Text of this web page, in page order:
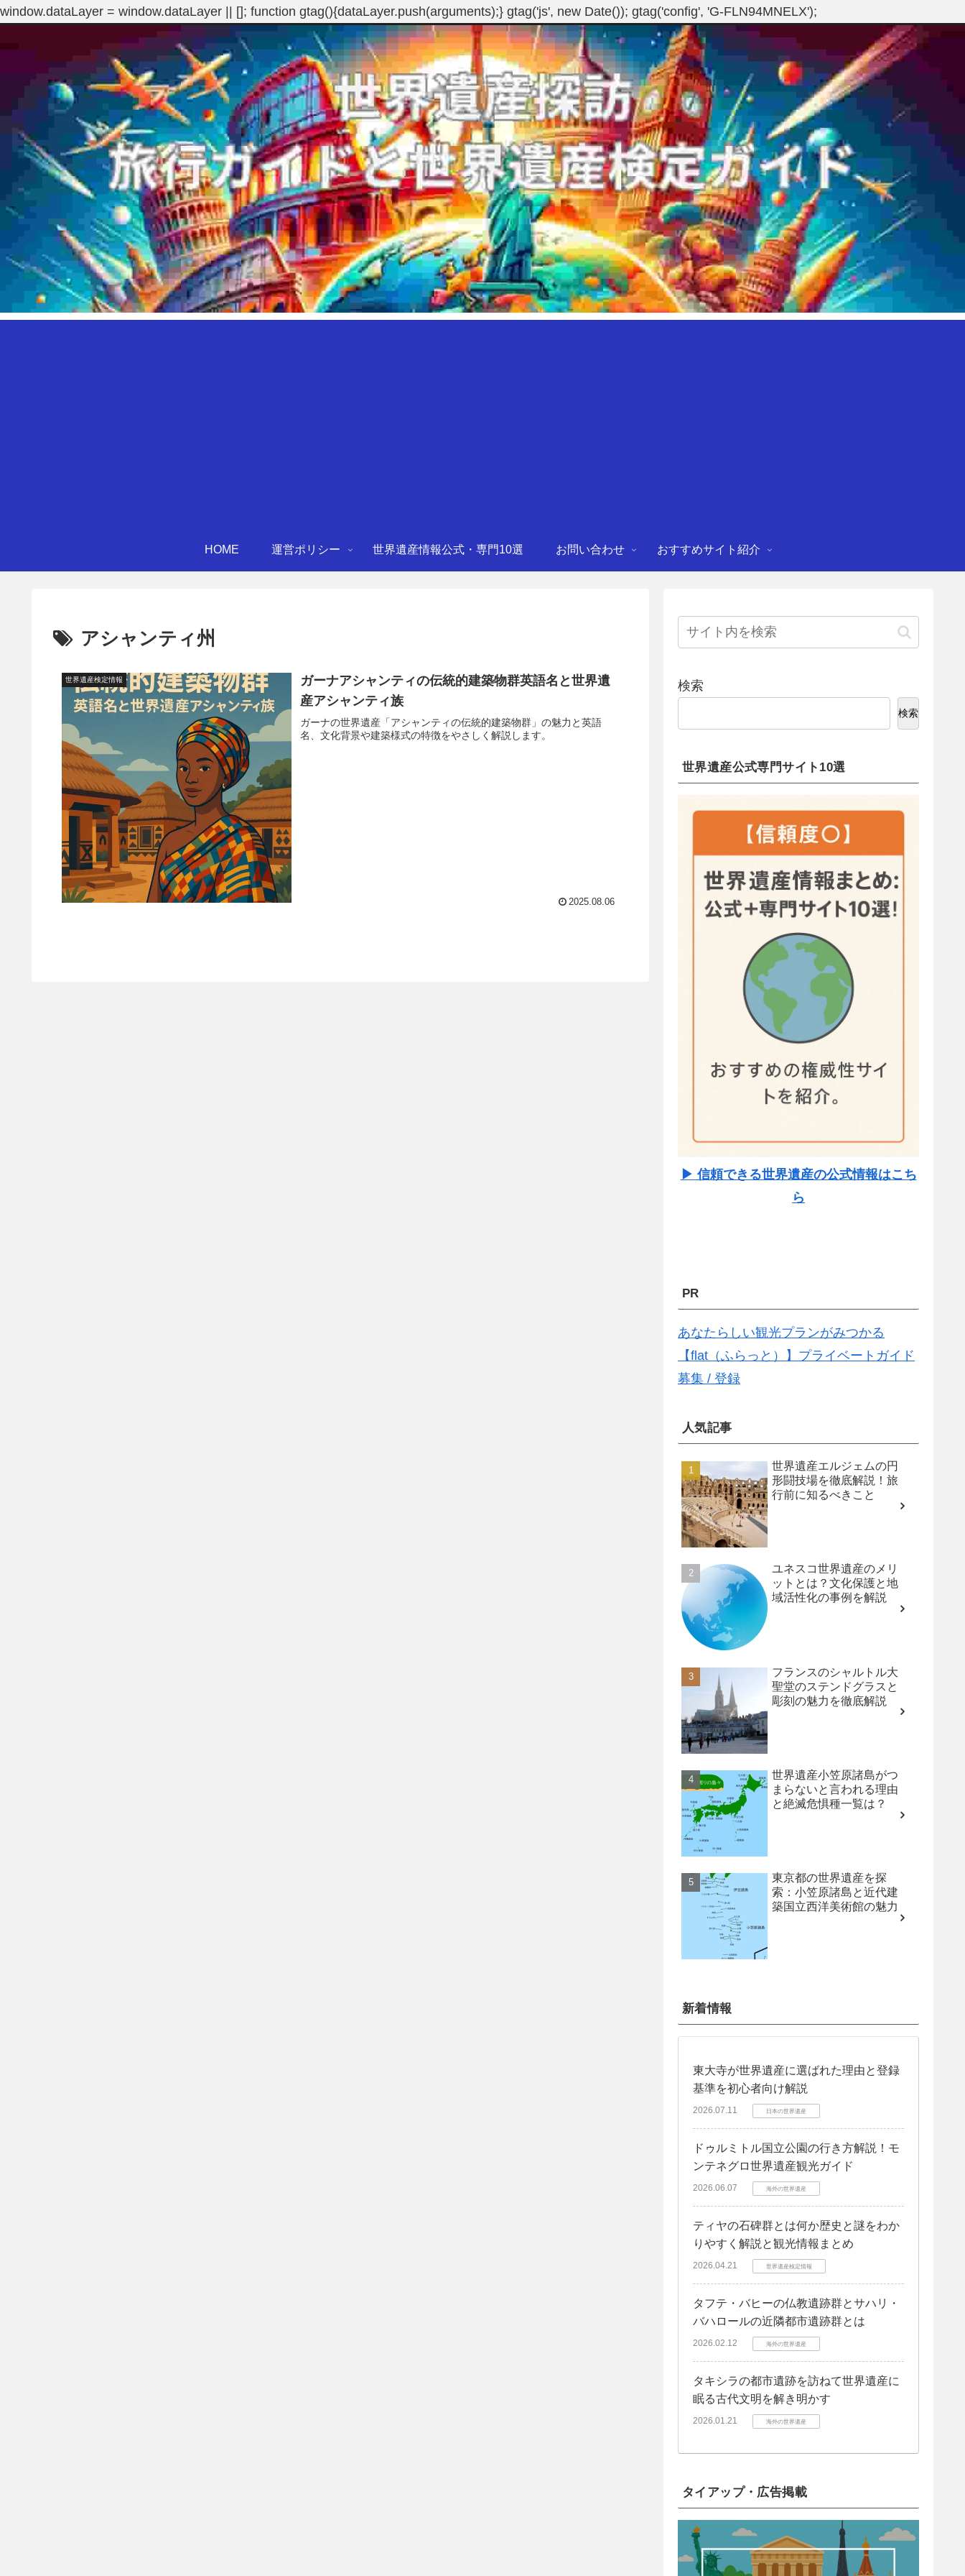
window.dataLayer = window.dataLayer || []; function gtag(){dataLayer.push(arguments);} gtag('js', new Date()); gtag('config', 'G-FLN94MNELX');
HOME 運営ポリシー 世界遺産情報公式・専門10選 お問い合わせ おすすめサイト紹介
アシャンティ州
世界遺産検定情報
ガーナアシャンティの伝統的建築物群英語名と世界遺
産アシャンティ族
ガーナの世界遺産「アシャンティの伝統的建築物群」の魅力と英語
名、文化背景や建築様式の特徴をやさしく解説します。
2025.08.06
検索
検索
世界遺産公式専門サイト10選
▶ 信頼できる世界遺産の公式情報はこち
ら
PR
あなたらしい観光プランがみつかる
【flat（ふらっと）】プライベートガイド
募集 / 登録
人気記事
世界遺産エルジェムの円
形闘技場を徹底解説！旅
行前に知るべきこと
ユネスコ世界遺産のメリ
ットとは？文化保護と地
域活性化の事例を解説
フランスのシャルトル大
聖堂のステンドグラスと
彫刻の魅力を徹底解説
世界遺産小笠原諸島がつ
まらないと言われる理由
と絶滅危惧種一覧は？
東京都の世界遺産を探
索：小笠原諸島と近代建
築国立西洋美術館の魅力
新着情報
東大寺が世界遺産に選ばれた理由と登録
基準を初心者向け解説
2026.07.11 日本の世界遺産
ドゥルミトル国立公園の行き方解説！モ
ンテネグロ世界遺産観光ガイド
2026.06.07 海外の世界遺産
ティヤの石碑群とは何か歴史と謎をわか
りやすく解説と観光情報まとめ
2026.04.21 世界遺産検定情報
タフテ・バヒーの仏教遺跡群とサハリ・
バハロールの近隣都市遺跡群とは
2026.02.12 海外の世界遺産
タキシラの都市遺跡を訪ねて世界遺産に
眠る古代文明を解き明かす
2026.01.21 海外の世界遺産
タイアップ・広告掲載